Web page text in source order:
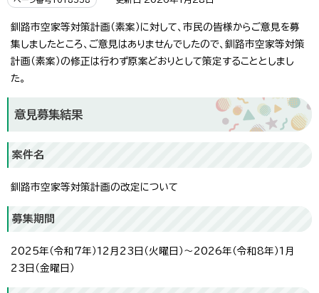
釧路市空家等対策計画（素案）に対して、市民の皆様からご意見を募
集しましたところ、ご意見はありませんでしたので、釧路市空家等対策
計画（素案）の修正は行わず原案どおりとして策定することとしまし
た。
意見募集結果
案件名
釧路市空家等対策計画の改定について
募集期間
2025年（令和7年）12月23日（火曜日）～2026年（令和8年）1月
23日（金曜日）